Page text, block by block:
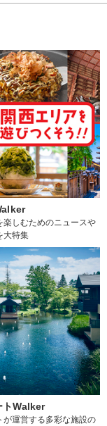
楽しむためのニュースや
大特集
トWalker
が運営する多彩な施設の